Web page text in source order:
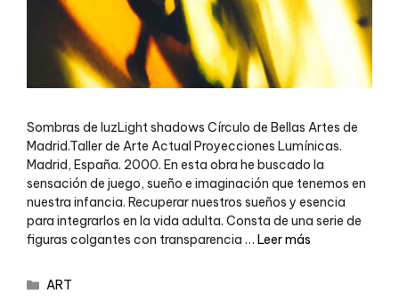
Sombras de luzLight shadows Círculo de Bellas Artes de
Madrid.Taller de Arte Actual Proyecciones Lumínicas.
Madrid, España. 2000. En esta obra he buscado la
sensación de juego, sueño e imaginación que tenemos en
nuestra infancia. Recuperar nuestros sueños y esencia
para integrarlos en la vida adulta. Consta de una serie de
figuras colgantes con transparencia … Leer más
ART